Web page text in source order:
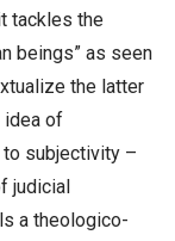
tackles the
beings” as seen
the latter
idea of
to subjectivity –
judicial
a theologico-